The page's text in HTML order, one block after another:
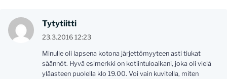
Tytytiitti
23.3.2016 12:23
Minulle oli lapsena kotona järjettömyyteen asti tiukat
säännöt. Hyvä esimerkki on kotiintuloaikani, joka oli vielä
yläasteen puolella klo 19.00. Voi vain kuvitella, miten